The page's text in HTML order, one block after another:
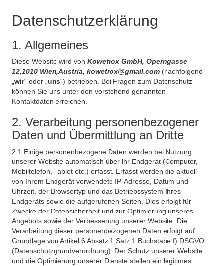
Datenschutzerklärung
1. Allgemeines
Diese Website wird von Kowetrox GmbH, Operngasse
12,1010 Wien,Austria, kowetrox@gmail.com (nachfolgend
wir“ oder „ uns“) betrieben. Bei Fragen zum Datenschutz
können Sie uns unter den vorstehend genannten
Kontaktdaten erreichen.
2. Verarbeitung personenbezogener
Daten und Übermittlung an Dritte
2.1 Einige personenbezogene Daten werden bei Nutzung
unserer Website automatisch über ihr Endgerät (Computer,
Mobiltelefon, Tablet etc.) erfasst. Erfasst werden die aktuell
von Ihrem Endgerät verwendete IP-Adresse, Datum und
Uhrzeit, der Browsertyp und das Betriebssystem Ihres
Endgeräts sowie die aufgerufenen Seiten. Dies erfolgt für
Zwecke der Datensicherheit und zur Optimierung unseres
Angebots sowie der Verbesserung unserer Website. Die
Verarbeitung dieser personenbezogenen Daten erfolgt auf
Grundlage von Artikel 6 Absatz 1 Satz 1 Buchstabe f) DSGVO
(Datenschutzgrundverordnung). Der Schutz unserer Website
und die Optimierung unserer Dienste stellen ein legitimes